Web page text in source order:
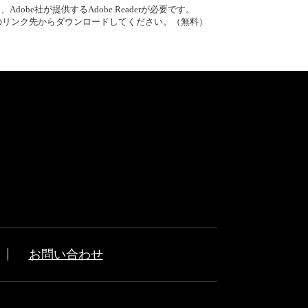
社が提供するAdobe Readerが必要です。
ンク先からダウンロードしてください。（無料）
お問い合わせ